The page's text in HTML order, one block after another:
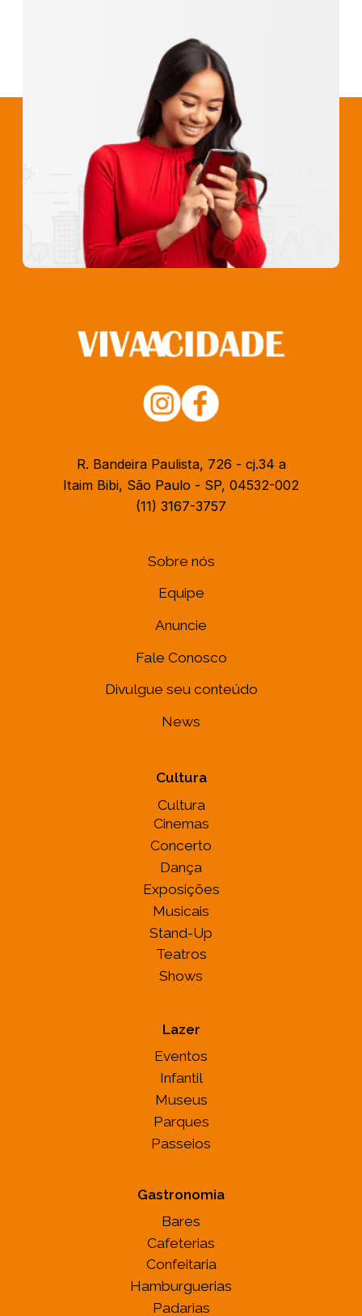
R. Bandeira Paulista, 726 - cj.34 a
Itaim Bibi, São Paulo - SP, 04532-002
(11) 3167-3757
Sobre nós
Equipe
Anuncie
Fale Conosco
Divulgue seu conteúdo
News
Cultura
Cultura
Cinemas
Concerto
Dança
Exposições
Musicais
Stand-Up
Teatros
Shows
Lazer
Eventos
Infantil
Museus
Parques
Passeios
Gastronomia
Bares
Cafeterias
Confeitaria
Hamburguerias
Padarias